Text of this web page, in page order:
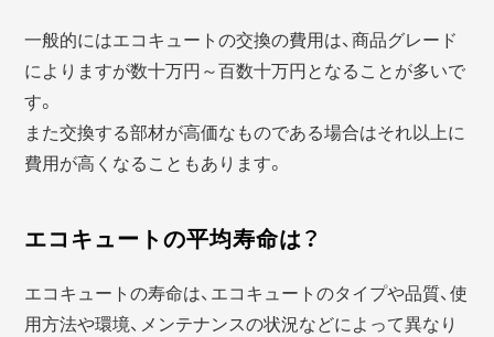
一般的にはエコキュートの交換の費用は、商品グレード
によりますが数十万円～百数十万円となることが多いで
す。
また交換する部材が高価なものである場合はそれ以上に
費用が高くなることもあります。
エコキュートの平均寿命は？
エコキュートの寿命は、エコキュートのタイプや品質、使
用方法や環境、メンテナンスの状況などによって異なり